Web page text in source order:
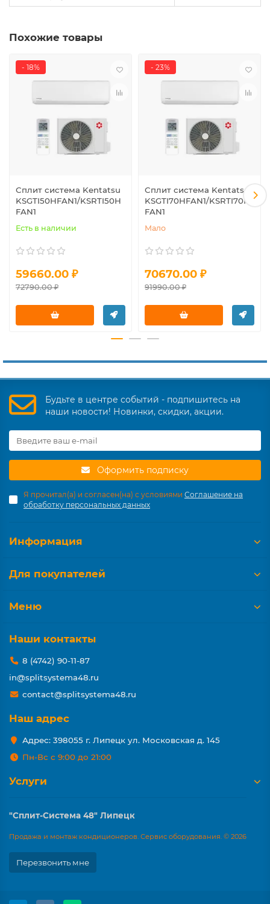
Похожие товары
- 18%
Сплит система Kentatsu
KSGTI50HFAN1/KSRTI50H
FAN1
Есть в наличии
59660.00 ₽
72790.00 ₽
- 23%
Сплит система Kentatsu
KSGTI70HFAN1/KSRTI70H
FAN1
Мало
70670.00 ₽
91990.00 ₽
Будьте в центре событий - подпишитесь на
наши новости! Новинки, скидки, акции.
Оформить подписку
Я прочитал(а) и согласен(на) с условиями Соглашение на
обработку персональных данных
Информация
Для покупателей
Меню
Наши контакты
8 (4742) 90-11-87
in@splitsystema48.ru
contact@splitsystema48.ru
Наш адрес
Адрес: 398055 г. Липецк ул. Московская д. 145
Пн-Вс с 9:00 до 21:00
Услуги
"Сплит-Система 48" Липецк
Продажа и монтаж кондиционеров. Сервис оборудования. © 2026
Перезвонить мне